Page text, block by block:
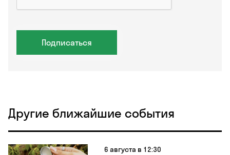
Подписаться
Другие ближайшие события
6 августа в 12:30